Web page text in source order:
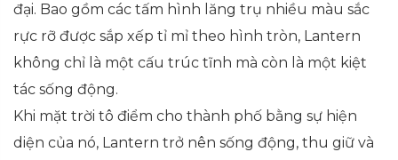
đại. Bao gồm các tấm hình lăng trụ nhiều màu sắc
rực rỡ được sắp xếp tỉ mỉ theo hình tròn, Lantern
không chỉ là một cấu trúc tĩnh mà còn là một kiệt
tác sống động.
Khi mặt trời tô điểm cho thành phố bằng sự hiện
diện của nó, Lantern trở nên sống động, thu giữ và